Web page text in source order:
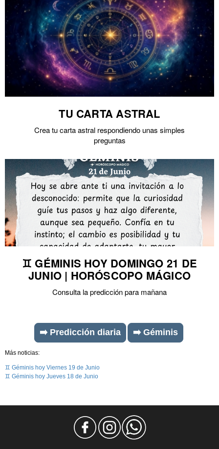
TU CARTA ASTRAL
Crea tu carta astral respondiendo unas simples
preguntas
♊ GÉMINIS HOY DOMINGO 21 DE
JUNIO | HORÓSCOPO MÁGICO
Consulta la predicción para mañana
➡️ Predicción diaria ➡️ Géminis
Más noticias:
♊ Géminis hoy Viernes 19 de Junio
♊ Géminis hoy Jueves 18 de Junio